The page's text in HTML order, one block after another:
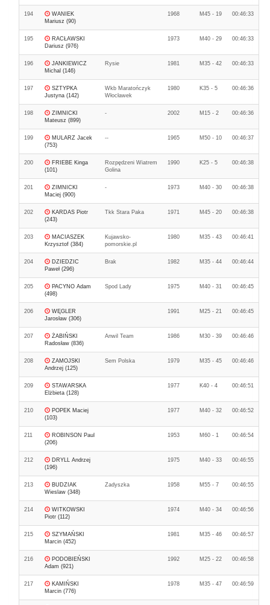
194
WANIEK
Mariusz (90)
1968 M45 - 19 00:46:33
195
RACŁAWSKI
Dariusz (976)
1973 M40 - 29 00:46:33
196
JANKIEWICZ
Michal (146)
Rysie 1981 M35 - 42 00:46:33
197
SZTYPKA
Justyna (142)
Wkb Maratończyk
Włocławek
1980 K35 - 5 00:46:36
198
ZIMNICKI
Mateusz (899)
- 2002 M15 - 2 00:46:36
199
MULARZ Jacek
(753)
-- 1965 M50 - 10 00:46:37
200
FRIEBE Kinga
(101)
Rozpędzeni Wiatrem
Golina
1990 K25 - 5 00:46:38
201
ZIMNICKI
Maciej (900)
- 1973 M40 - 30 00:46:38
202
KARDAS Piotr
(243)
Tkk Stara Paka 1971 M45 - 20 00:46:38
203
MACIASZEK
Krzysztof (384)
Kujawsko-
pomorskie.pl
1980 M35 - 43 00:46:41
204
DZIEDZIC
Paweł (296)
Brak 1982 M35 - 44 00:46:44
205
PACYNO Adam
(498)
Spod Lady 1975 M40 - 31 00:46:45
206
WĘGLER
Jarosław (306)
1991 M25 - 21 00:46:45
207
ŻABIŃSKI
Radosław (836)
Anwil Team 1986 M30 - 39 00:46:46
208
ZAMOJSKI
Andrzej (125)
Sem Polska 1979 M35 - 45 00:46:46
209
STAWARSKA
Elżbieta (128)
1977 K40 - 4 00:46:51
210
POPEK Maciej
(103)
1977 M40 - 32 00:46:52
211
ROBINSON Paul
(206)
1953 M60 - 1 00:46:54
212
DRYLL Andrzej
(196)
1975 M40 - 33 00:46:55
213
BUDZIAK
Wieslaw (348)
Zadyszka 1958 M55 - 7 00:46:55
214
WITKOWSKI
Piotr (112)
1974 M40 - 34 00:46:56
215
SZYMAŃSKI
Marcin (452)
1981 M35 - 46 00:46:57
216
PODOBIEŃSKI
Adam (921)
1992 M25 - 22 00:46:58
217
KAMIŃSKI
Marcin (776)
1978 M35 - 47 00:46:59